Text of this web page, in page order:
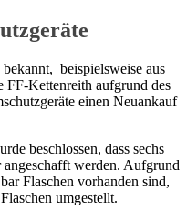
beispielsweise aus
FF-Kettenreith aufgrund des
einen Neuankauf
beschlossen, dass sechs
angeschafft werden. Aufgrund
Flaschen vorhanden sind,
umgestellt.